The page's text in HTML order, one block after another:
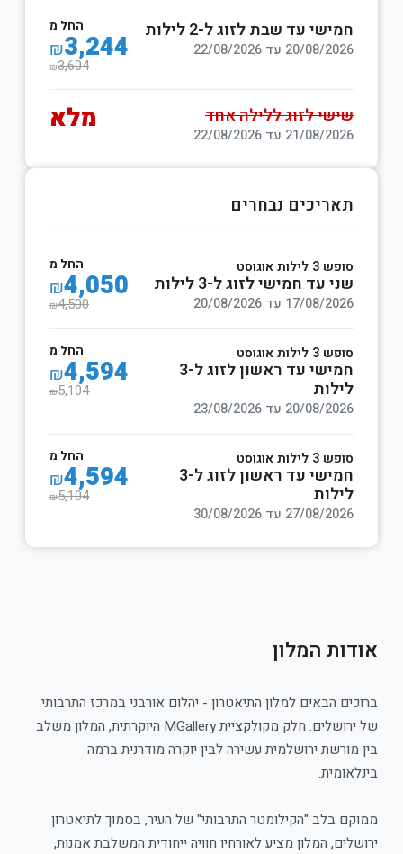
חמישי עד שבת לזוג ל-2 לילות
20/08/2026 עד 22/08/2026
החל מ
₪3,244
₪3,604
שישי לזוג ללילה אחד
21/08/2026 עד 22/08/2026 מלא
תאריכים נבחרים
סופש 3 לילות אוגוסט
שני עד חמישי לזוג ל-3 לילות
17/08/2026 עד 20/08/2026
החל מ
₪4,050
₪4,500
סופש 3 לילות אוגוסט
חמישי עד ראשון לזוג ל-3
לילות
20/08/2026 עד 23/08/2026
החל מ
₪4,594
₪5,104
סופש 3 לילות אוגוסט
חמישי עד ראשון לזוג ל-3
לילות
27/08/2026 עד 30/08/2026
החל מ
₪4,594
₪5,104
אודות המלון
ברוכים הבאים למלון התיאטרון - יהלום אורבני במרכז התרבותי
של ירושלים. חלק מקולקציית MGallery היוקרתית, המלון משלב
בין מורשת ירושלמית עשירה לבין יוקרה מודרנית ברמה
בינלאומית.
ממוקם בלב "הקילומטר התרבותי" של העיר, בסמוך לתיאטרון
ירושלים, המלון מציע לאורחיו חוויה ייחודית המשלבת אמנות,